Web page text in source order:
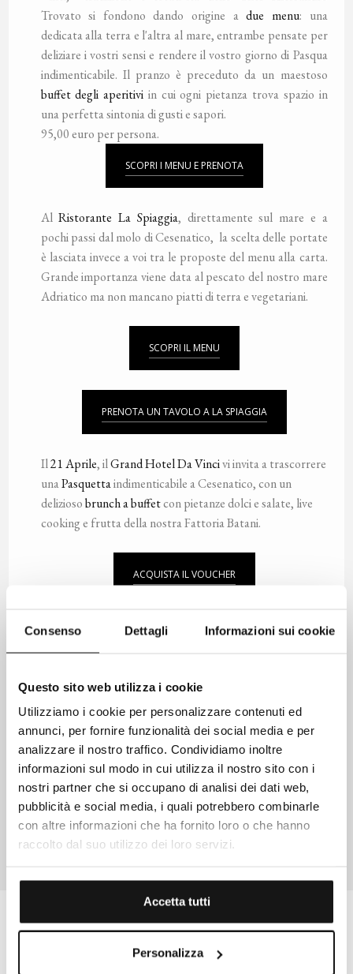
Consenso Dettagli Informazioni sui cookie
Questo sito web utilizza i cookie
Utilizziamo i cookie per personalizzare contenuti ed
annunci, per fornire funzionalità dei social media e per
analizzare il nostro traffico. Condividiamo inoltre
informazioni sul modo in cui utilizza il nostro sito con i
nostri partner che si occupano di analisi dei dati web,
pubblicità e social media, i quali potrebbero combinarle
con altre informazioni che ha fornito loro o che hanno
raccolto dal suo utilizzo dei loro servizi.
Accetta tutti
Personalizza
Trovato si fondono dando origine adue menu: una
dedicata alla terra e l'altra al mare, entrambe pensate per
deliziare i vostri sensi e rendere il vostro giorno di Pasqua
indimenticabile. Il pranzo è preceduto da un maestoso
buffet degli aperitivi in cui ogni pietanza trova spazio in
una perfetta sintonia di gusti e sapori.
95,00 euro per persona.
SCOPRI I MENU E PRENOTA
AlRistorante La Spiaggia, direttamente sul mare e a
pochi passi dal molo di Cesenatico, la scelta delle portate
è lasciata invece a voi tra le proposte del menu alla carta.
Grande importanza viene data al pescato del nostro mare
Adriatico ma non mancano piatti di terra e vegetariani.
SCOPRI IL MENU
PRENOTA UN TAVOLO A LA SPIAGGIA
Il21 Aprile, ilGrand Hotel Da Vincivi invita a trascorrere
unaPasquettaindimenticabile a Cesenatico, con un
deliziosobrunch a buffetcon pietanze dolci e salate, live
cooking e frutta della nostra Fattoria Batani.
ACQUISTA IL VOUCHER
Lapasticceria del Da Vinci
anche quest’anno presenta le
45,00 euro | 1kg
ACQUISTA COLOMBA
Informazioni: 0547/83388 oppure 0544/82208.
GRAND HOTEL DA VINCI
Vivilo insieme a noi: